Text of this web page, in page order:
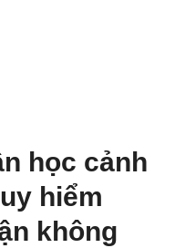
học cảnh
hiểm
không